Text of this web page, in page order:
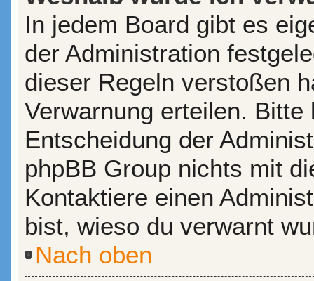
In jedem Board gibt es
der Administration
dieser Regeln verstoßen
Verwarnung erteilen.
Entscheidung der
phpBB Group nichts mit
Kontaktiere einen
bist, wieso du verwarnt
Nach oben